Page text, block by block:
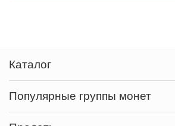
Каталог
Популярные группы монет